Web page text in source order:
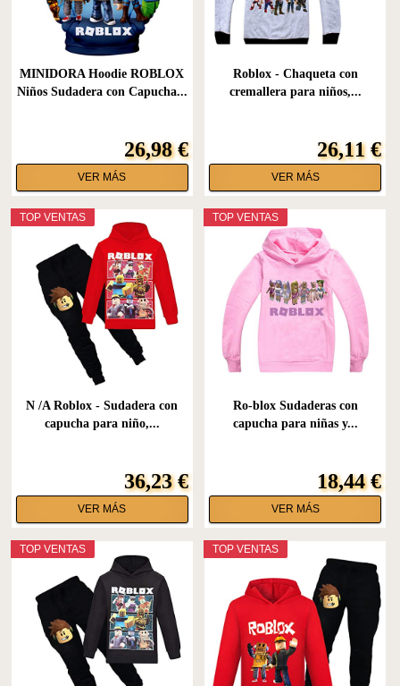
MINIDORA Hoodie ROBLOX
Niños Sudadera con Capucha...
26,98 €
VER MÁS
Roblox - Chaqueta con
cremallera para niños,...
26,11 €
VER MÁS
TOP VENTAS
N /A Roblox - Sudadera con
capucha para niño,...
36,23 €
VER MÁS
TOP VENTAS
Ro-blox Sudaderas con
capucha para niñas y...
18,44 €
VER MÁS
TOP VENTAS TOP VENTAS